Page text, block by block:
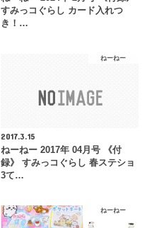
すみっコぐらし カード入れつ
き！…
ねーねー
2017.3.15
ねーねー 2017年 04月号 《付
録》 すみっコぐらし 春ステショ
3て…
ねーねー